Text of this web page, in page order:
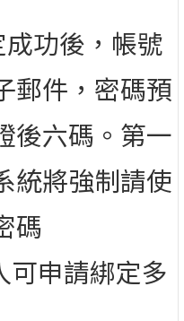
功後，帳號
郵件，密碼預
後六碼。第一
統將強制請使
碼
可申請綁定多